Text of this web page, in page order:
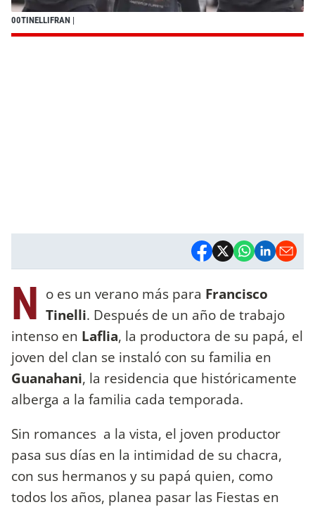
00TINELLIFRAN |
N o es un verano más para Francisco
Tinelli. Después de un año de trabajo
intenso en Laflia, la productora de su papá, el
joven del clan se instaló con su familia en
Guanahani, la residencia que históricamente
alberga a la familia cada temporada.
Sin romances a la vista, el joven productor
pasa sus días en la intimidad de su chacra,
con sus hermanos y su papá quien, como
todos los años, planea pasar las Fiestas en